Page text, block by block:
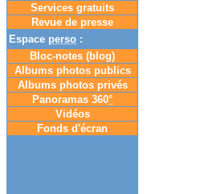
Services gratuits
Revue de presse
Espace perso :
Bloc-notes (blog)
Albums photos publics
Albums photos privés
Panoramas 360°
Vidéos
Fonds d'écran